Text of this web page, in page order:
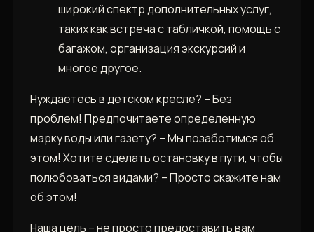
широкий спектр дополнительных услуг,
таких как встреча с табличкой, помощь с
багажом, организация экскурсий и
многое другое.
Нуждаетесь в детском кресле? – Без
проблем! Предпочитаете определенную
марку воды или газету? – Мы позаботимся об
этом! Хотите сделать остановку в пути, чтобы
полюбоваться видами? – Просто скажите нам
об этом!
Наша цель – не просто предоставить вам